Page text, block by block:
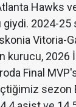
Hawks
giydi. 2024-
Vitoria-
kurucu, 2026
Final
sezon